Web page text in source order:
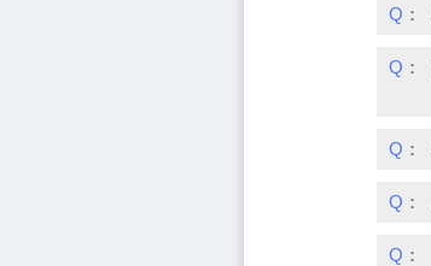
Q ：
Q ：
Q ：
Q ：
Q ：